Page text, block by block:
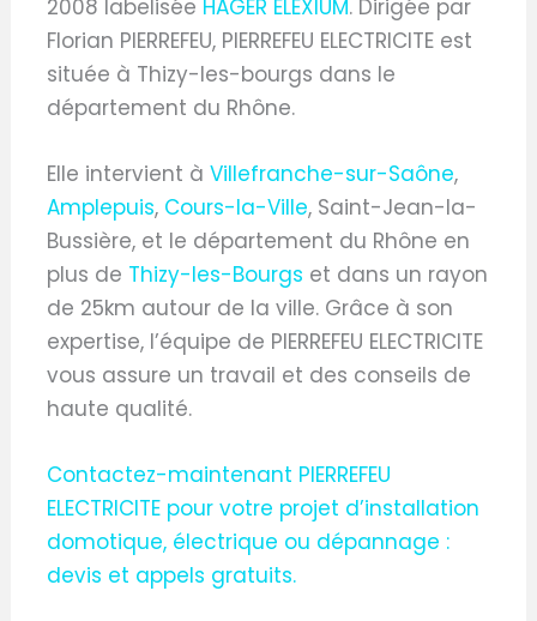
2008 labelisée HAGER ELEXIUM. Dirigée par
Florian PIERREFEU, PIERREFEU ELECTRICITE est
située à Thizy-les-bourgs dans le
département du Rhône.
Elle intervient àVillefranche-sur-Saône,
Amplepuis, Cours-la-Ville, Saint-Jean-la-
Bussière, et le département du Rhône en
plus de Thizy-les-Bourgs et dans un rayon
de 25km autour de la ville. Grâce à son
expertise, l’équipe de PIERREFEU ELECTRICITE
vous assure un travail et des conseils de
haute qualité.
Contactez-maintenant PIERREFEU
ELECTRICITE pour votre projet d’installation
domotique, électrique ou dépannage :
devis et appels gratuits.